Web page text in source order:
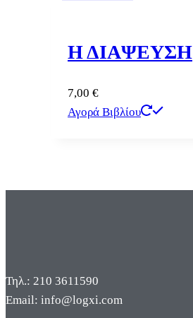
Η ΔΙΑΨΕΥΣΗ
7,00 €
Αγορά Βιβλίου
Τηλ.: 210 3611590
Email: info@logxi.com